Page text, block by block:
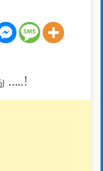
…..!